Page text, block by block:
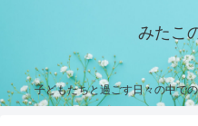
みたこ
子どもたちと過ごす日々の中で